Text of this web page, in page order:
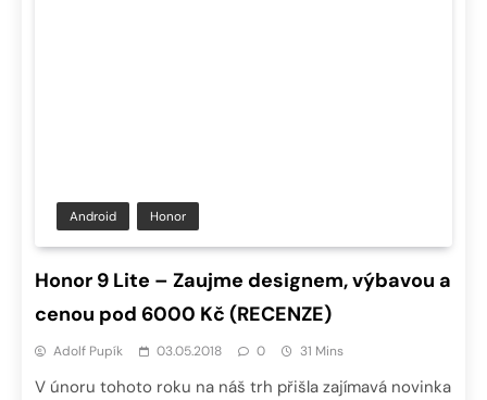
Android Honor
Honor 9 Lite – Zaujme designem, výbavou a
cenou pod 6000 Kč (RECENZE)
Adolf Pupík 03.05.2018 0 31 Mins
V únoru tohoto roku na náš trh přišla zajímavá novinka